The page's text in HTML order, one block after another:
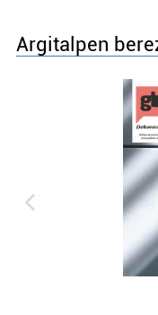
Argitalpen